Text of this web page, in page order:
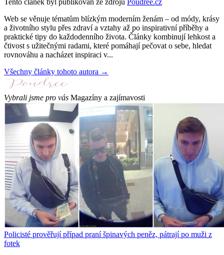
Web se věnuje tématům blízkým moderním ženám – od módy, krásy
a životního stylu přes zdraví a vztahy až po inspirativní příběhy a
praktické tipy do každodenního života. Články kombinují lehkost a
čtivost s užitečnými radami, které pomáhají pečovat o sebe, hledat
rovnováhu a nacházet inspiraci v...
Všechny články tohoto autora →
Vybrali jsme pro vás Magazíny a zajímavosti
Policisté prověřují případ praní špinavých peněz, pátrají po muži z
fotek